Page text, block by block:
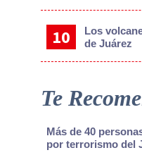
Los
de Juárez
Te
Más de 40
por terrorismo del